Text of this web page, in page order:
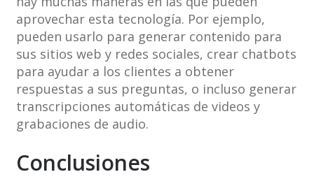
aprovechar esta tecnología. Por ejemplo,
pueden usarlo para generar contenido para
sus sitios web y redes sociales, crear chatbots
para ayudar a los clientes a obtener
respuestas a sus preguntas, o incluso generar
transcripciones automáticas de videos y
grabaciones de audio.
Conclusiones